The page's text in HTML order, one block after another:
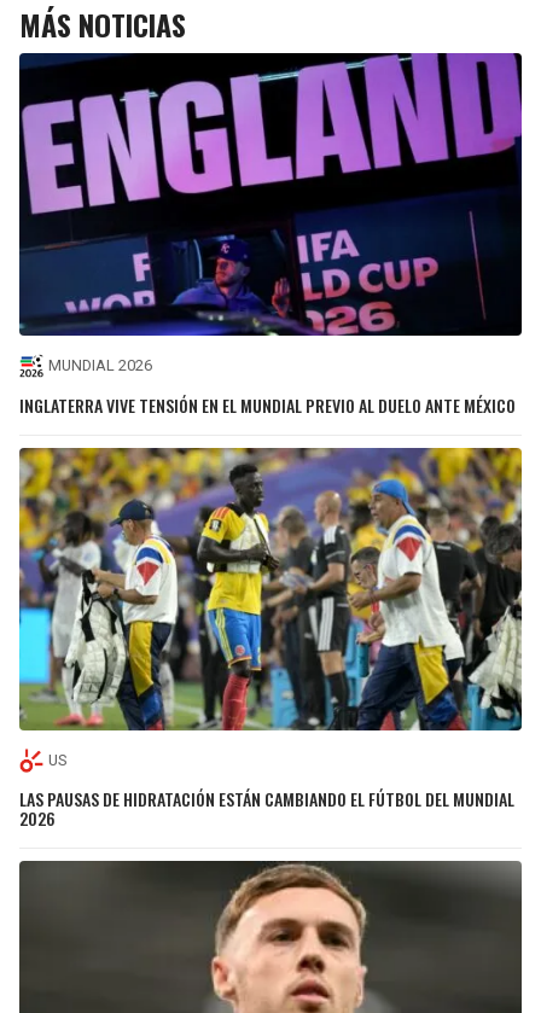
MÁS NOTICIAS
MUNDIAL 2026
INGLATERRA VIVE TENSIÓN EN EL MUNDIAL PREVIO AL DUELO ANTE MÉXICO
US
LAS PAUSAS DE HIDRATACIÓN ESTÁN CAMBIANDO EL FÚTBOL DEL MUNDIAL
2026